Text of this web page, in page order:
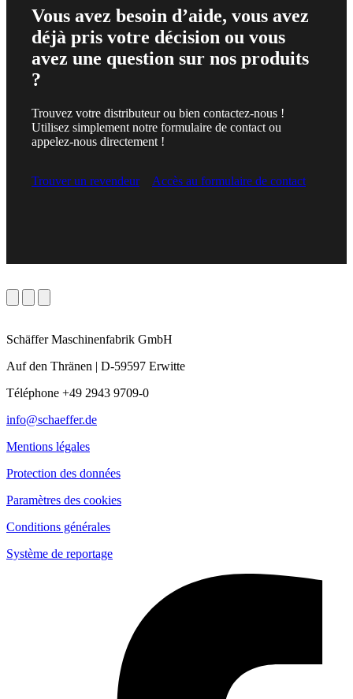
Vous avez besoin d’aide, vous avez
déjà pris votre décision ou vous
avez une question sur nos produits
?
Trouvez votre distributeur ou bien contactez-nous !
Utilisez simplement notre formulaire de contact ou
appelez-nous directement !
Trouver un revendeur Accès au formulaire de contact
Schäffer Maschinenfabrik GmbH
Auf den Thränen | D-59597 Erwitte
Téléphone +49 2943 9709-0
info@schaeffer.de
Mentions légales
Protection des données
Paramètres des cookies
Conditions générales
Système de reportage